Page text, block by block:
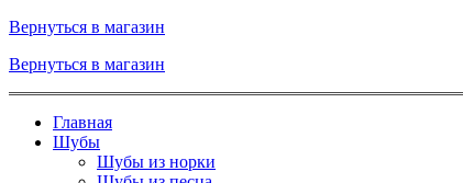
Вернуться в магазин
Вернуться в магазин
Главная
Шубы
Шубы из норки